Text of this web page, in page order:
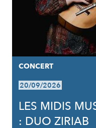
CONCERT
20/09/2026
LES MIDIS
: DUO ZIRIAB